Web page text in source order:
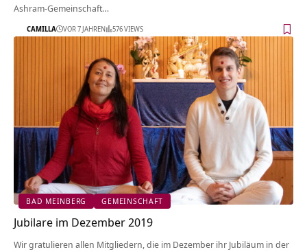
Ashram-Gemeinschaft…
CAMILLA VOR 7 JAHREN 576 VIEWS
BAD MEINBERG GEMEINSCHAFT
Jubilare im Dezember 2019
Wir gratulieren allen Mitgliedern, die im Dezember ihr Jubiläum in der